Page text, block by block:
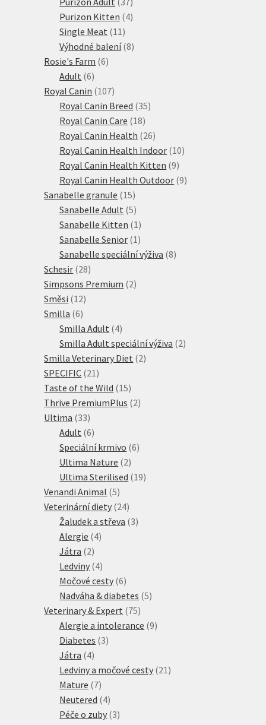
produktů
Purizon Kitten 44
Single Meat 11 11
produktů
Výhodné balení 88
Rosie's Farm 66
Adult 66
produktů
Royal Canin 107107
produktů
Royal Canin Breed 3535
Royal Canin Care 1818
produktů
Royal Canin Health 2626
produktů
Royal Canin Health Indoor 1010
Royal Canin Health Kitten 99
produktů
Royal Canin Health Outdoor 99
Sanabelle granule 1515
produktů
Sanabelle Adult 55
produktů
Sanabelle Kitten 1 1
produkt
Sanabelle Senior 1 1
produkt
Sanabelle speciální výživa 88
Schesir 2828
produktů
Simpsons Premium 22
Směsi 1212
Smilla 66
produktů
Smilla Adult 44
produkty
Smilla Adult speciální výživa 22
Smilla Veterinary Diet 22
SPECIFIC 21 21
produktů
Taste of the Wild 1515
produktů
Thrive PremiumPlus 22
Ultima 3333
produktů
Adult 66
produktů
Speciální krmivo 66
Ultima Nature 22
produkty
Ultima Sterilised 1919
Venandi Animal 55
produktů
Veterinární diety 2424
produktů
Žaludek a střeva 33
Alergie 44
Játra 22
produkty
Ledviny 44
produkty
Močové cesty 66
produktů
Nadváha & diabetes 55
Veterinary & Expert 7575
produktů
Alergie a intolerance 99
Diabetes 33
Játra 44
produkty
Ledviny a močové cesty 21 21
Mature 77
produktů
Neutered 44
produkty
Péče o zuby 33